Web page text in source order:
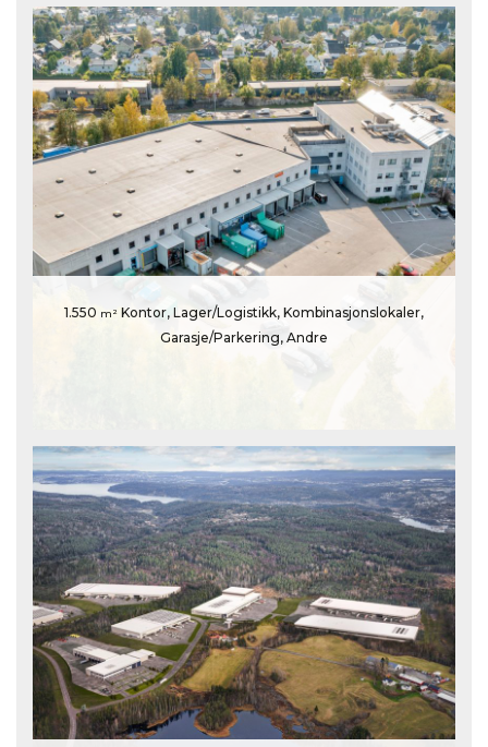
1.550 m² Kontor, Lager/Logistikk, Kombinasjonslokaler,
Garasje/Parkering, Andre